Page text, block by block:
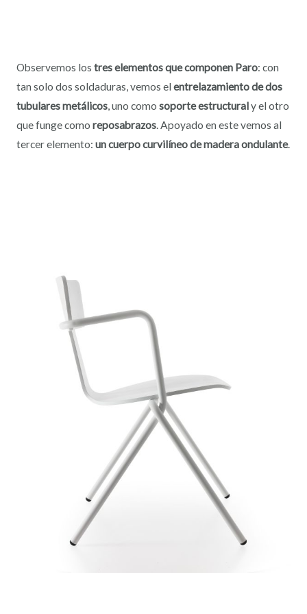
Observemos los tres elementos que componen Paro: con
tan solo dos soldaduras, vemos el entrelazamiento de dos
tubulares metálicos, uno como soporte estructuraly el otro
que funge como reposabrazos. Apoyado en este vemos al
tercer elemento: un cuerpo curvilíneo de madera ondulante.